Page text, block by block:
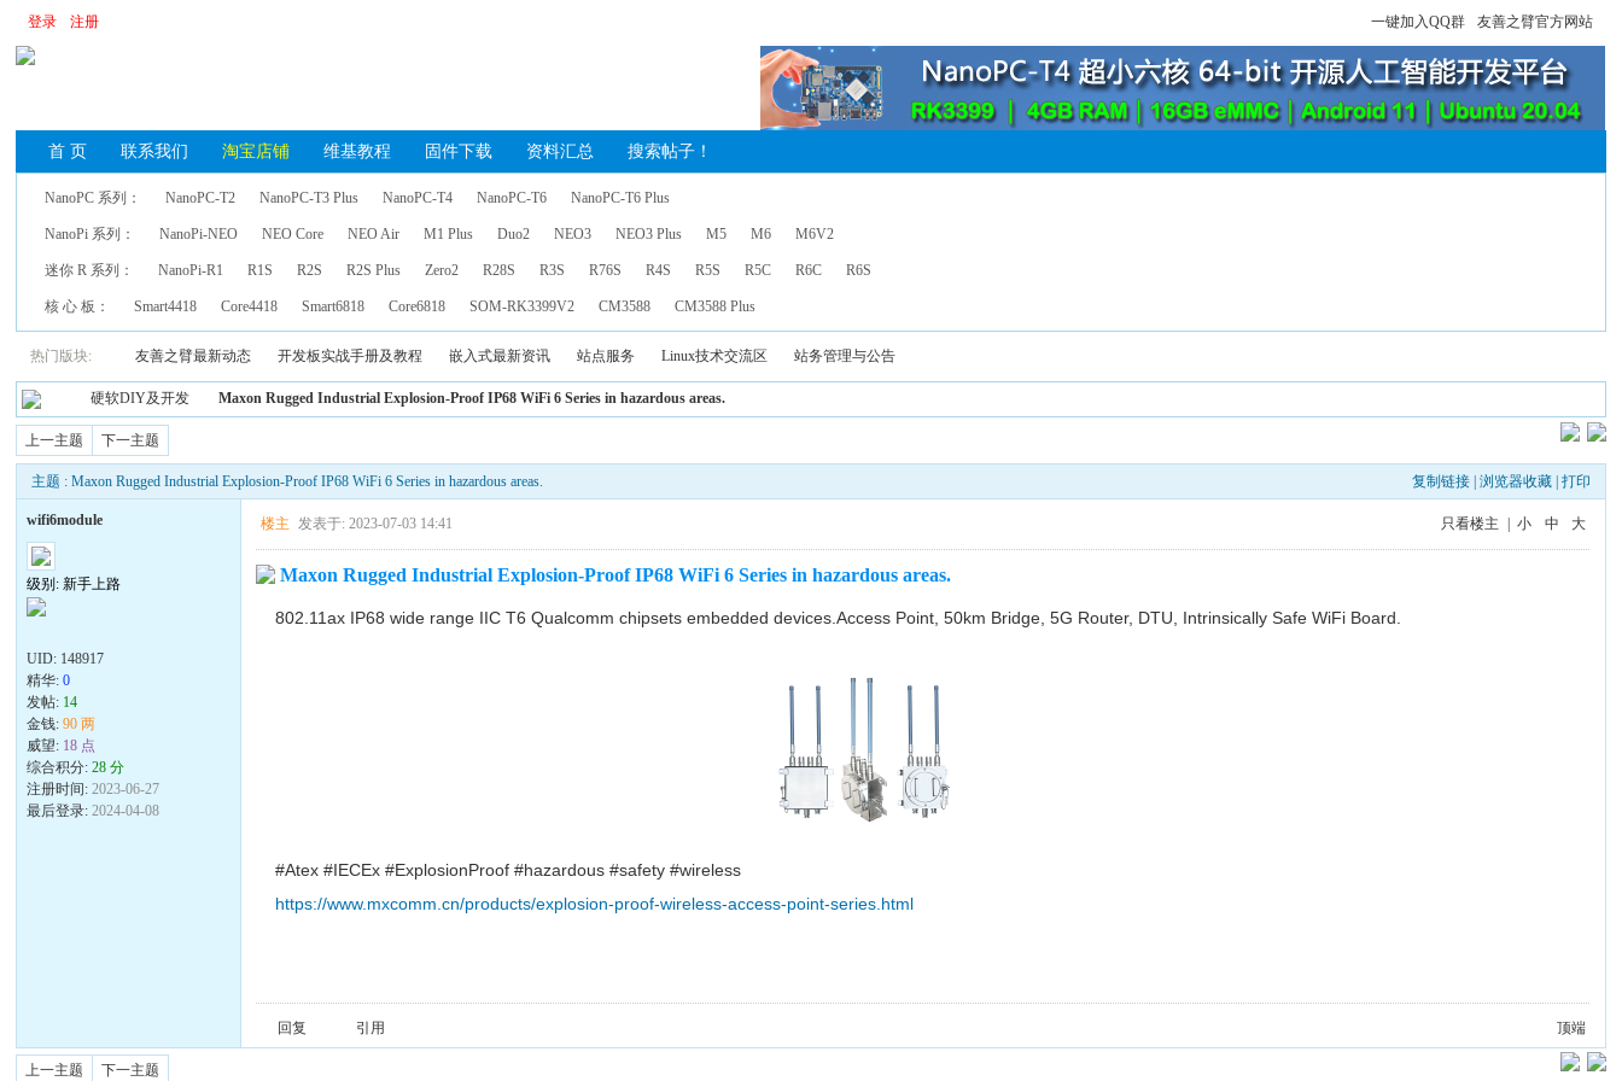
登录 注册 一键加入QQ群 友善之臂官方网站
首 页 联系我们 淘宝店铺 维基教程 固件下载 资料汇总 搜索帖子！
NanoPC 系列： NanoPC-T2 NanoPC-T3 Plus NanoPC-T4 NanoPC-T6 NanoPC-T6 Plus
NanoPi 系列： NanoPi-NEO NEO Core NEO Air M1 Plus Duo2 NEO3 NEO3 Plus M5 M6 M6V2
迷你 R 系列： NanoPi-R1 R1S R2S R2S Plus Zero2 R28S R3S R76S R4S R5S R5C R6C R6S
核 心 板： Smart4418 Core4418 Smart6818 Core6818 SOM-RK3399V2 CM3588 CM3588 Plus
热门版块: 友善之臂最新动态 开发板实战手册及教程 嵌入式最新资讯 站点服务 Linux技术交流区 站务管理与公告
硬软DIY及开发 Maxon Rugged Industrial Explosion-Proof IP68 WiFi 6 Series in hazardous areas.
上一主题 下一主题
主题 : Maxon Rugged Industrial Explosion-Proof IP68 WiFi 6 Series in hazardous areas. 复制链接| 浏览器收藏| 打印
wifi6module
级别: 新手上路
UID: 148917
精华:0
发帖: 14
金钱:90 两
威望: 18 点
综合积分:28 分
注册时间:2023-06-27
最后登录:2024-04-08
楼主 发表于: 2023-07-03 14:41 只看楼主 小 中 大
Maxon Rugged Industrial Explosion-Proof IP68 WiFi 6 Series in hazardous areas.
802.11ax IP68 wide range IIC T6 Qualcomm chipsets embedded devices.Access Point, 50km Bridge, 5G Router, DTU, Intrinsically Safe WiFi Board.
#Atex #IECEx #ExplosionProof #hazardous #safety #wireless
https://www.mxcomm.cn/products/explosion-proof-wireless-access-point-series.html
顶端
回复 引用
上一主题 下一主题